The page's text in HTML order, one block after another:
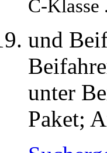
C-Klasse
und
unter
Paket;